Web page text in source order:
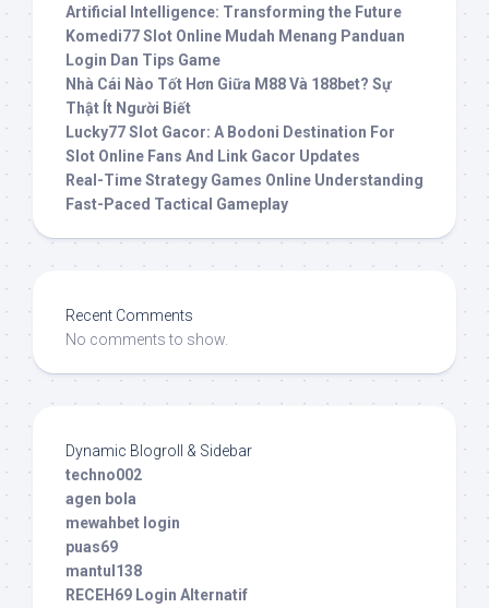
Artificial Intelligence: Transforming the Future
Komedi77 Slot Online Mudah Menang Panduan
Login Dan Tips Game
Nhà Cái Nào Tốt Hơn Giữa M88 Và 188bet? Sự
Thật Ít Người Biết
Lucky77 Slot Gacor: A Bodoni Destination For
Slot Online Fans And Link Gacor Updates
Real-Time Strategy Games Online Understanding
Fast-Paced Tactical Gameplay
Recent Comments
No comments to show.
Dynamic Blogroll & Sidebar
techno002
agen bola
mewahbet login
puas69
mantul138
RECEH69 Login Alternatif